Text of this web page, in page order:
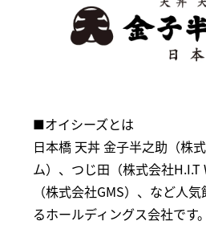
■オイシーズとは
日本橋 天丼 金子半之助（株
ム）、つじ田（株式会社H.I.T
（株式会社GMS）、など人
るホールディングス会社です。